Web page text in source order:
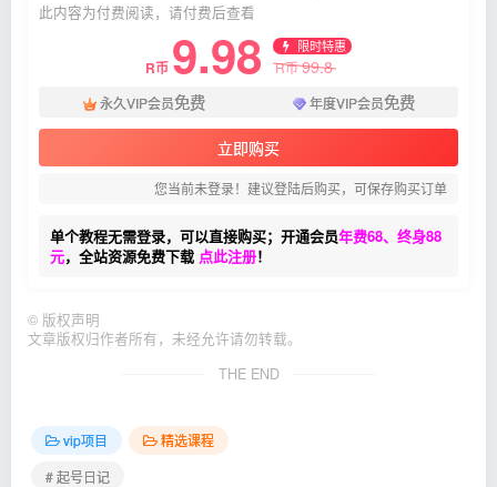
此内容为付费阅读，请付费后查看
R币 9.98 限时特惠
R币99.8
永久VIP会员免费 年度VIP会员免费
立即购买
您当前未登录！建议登陆后购买，可保存购买订单
单个教程无需登录，可以直接购买；开通会员年费68、终身88
元，全站资源免费下载 点此注册！
© 版权声明
文章版权归作者所有，未经允许请勿转载。
THE END
vip项目
精选课程
# 起号日记